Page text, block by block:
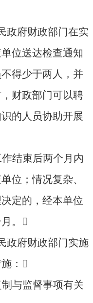
政府财政部门在实
位送达检查通知
得少于两人，并
财政部门可以聘
的人员协助开展
结束后两个月内
位；情况复杂、
定的，经本单位
。 
政府财政部门实施
： 
制与监督事项有关